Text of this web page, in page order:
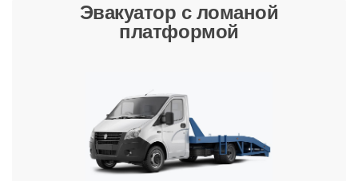
Эвакуатор с ломаной
платформой